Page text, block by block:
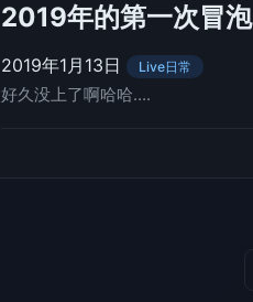
2019年的第一次冒泡
2019年1月13日 Live日常
好久没上了啊哈哈….